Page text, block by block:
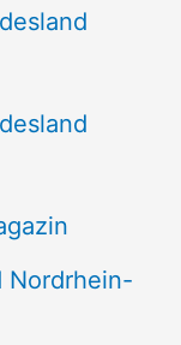
Nordrhein-